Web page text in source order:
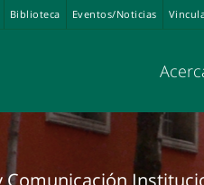
Biblioteca Eventos/Noticias